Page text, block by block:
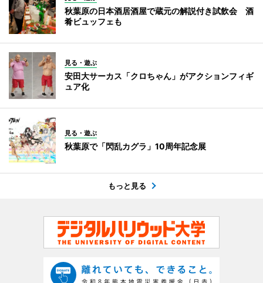
秋葉原の日本酒居酒屋で蔵元の解説付き試飲会 酒
肴ビュッフェも
見る・遊ぶ
安田大サーカス「クロちゃん」がアクションフィギ
ュア化
見る・遊ぶ
秋葉原で「閃乱カグラ」10周年記念展
もっと見る